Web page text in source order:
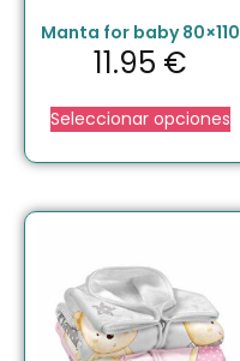
Manta for baby 80×110
11.95 €
Seleccionar opciones